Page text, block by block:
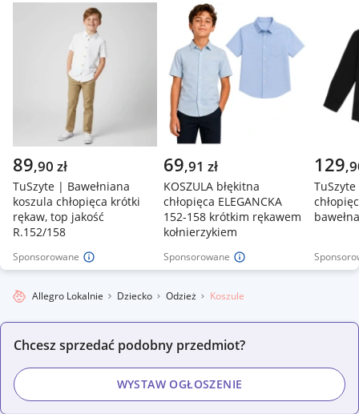
Sponsorowane
89,90 zł
TuSzyte | Bawełniana
koszula chłopięca krótki
rękaw, top jakość
R.152/158
Sponsorowane
69,91 zł
KOSZULA błękitna
chłopięca ELEGANCKA
152-158 krótkim rękawem
kołnierzykiem
129,
Allegro Lokalnie Dziecko Odzież Koszule
Chcesz sprzedać podobny przedmiot?
WYSTAW OGŁOSZENIE